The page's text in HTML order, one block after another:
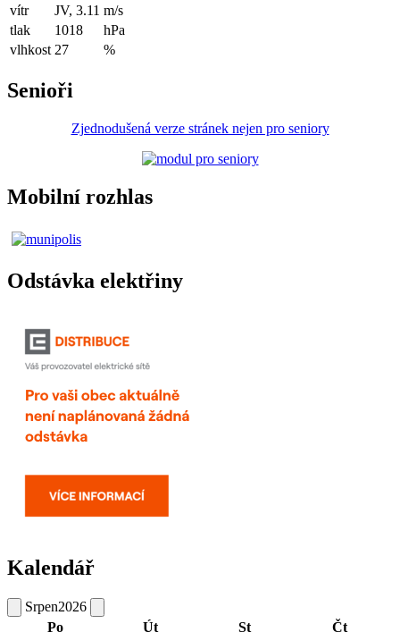
vítr
JV, 3.11 m/s
tlak
1018
hPa
vlhkost 27 %
Senioři
Zjednodušená verze stránek nejen pro seniory
Mobilní rozhlas
Odstávka elektřiny
Kalendář
Srpen2026
Po
Út St Čt